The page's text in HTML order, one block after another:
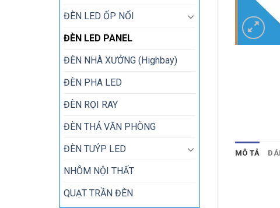
ĐÈN LED ỐP NỔI
ĐÈN LED PANEL
ĐÈN NHÀ XƯỞNG (Highbay)
ĐÈN PHA LED
ĐÈN RỌI RAY
ĐÈN THẢ VĂN PHÒNG
ĐÈN TUÝP LED
NHÔM NỘI THẤT
QUẠT TRẦN ĐÈN
MÔ TẢ